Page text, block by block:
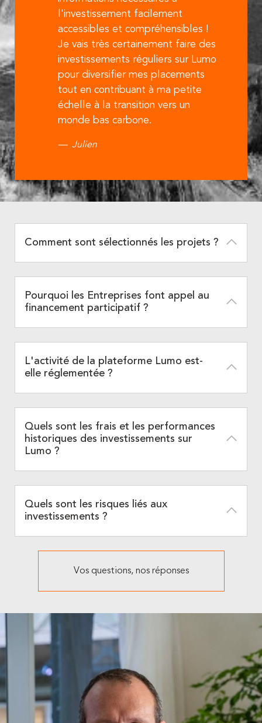
l'investissement facilement
accessibles et compréhensibles !
Je vais très certainement faire des
investissements réguliers sur Lumo
pour diversifier mes placements
tout en contribuant à ma petite
échelle à la transition vers un
monde bas carbone.
Julien
Comment sont sélectionnés les projets ?
Pourquoi les Entreprises font appel au
financement participatif ?
L'activité de la plateforme Lumo est-
elle réglementée ?
Quels sont les frais et les performances
historiques des investissements sur
Lumo ?
Quels sont les risques liés aux
investissements ?
Vos questions, nos réponses